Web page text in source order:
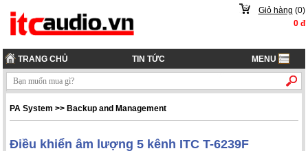
Giỏ hàng (0)
0đ
TRANG CHỦ TIN TỨC MENU
PA System >>Backup and Management
Điều khiển âm lượng 5 kênh ITC T-6239F